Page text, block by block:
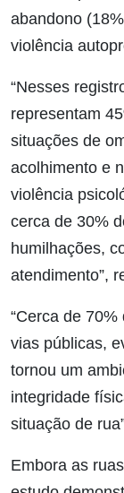
abandono
violência
“Nesses
representam
situações de
acolhimento e
violência
cerca de 30%
humilhações,
atendimento”,
“Cerca de
vias públicas,
tornou um
integridade
situação de
Embora as